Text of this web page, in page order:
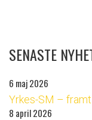
SENASTE
6 maj 2026
Yrkes-SM –
8 april 2026